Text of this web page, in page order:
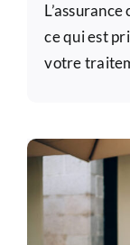
ce qui est
votre